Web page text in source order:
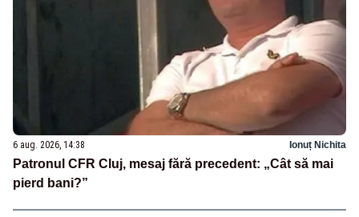
6 aug. 2026, 14:38 Ionuț Nichita
Patronul CFR Cluj, mesaj fără precedent: „Cât să mai
pierd bani?”